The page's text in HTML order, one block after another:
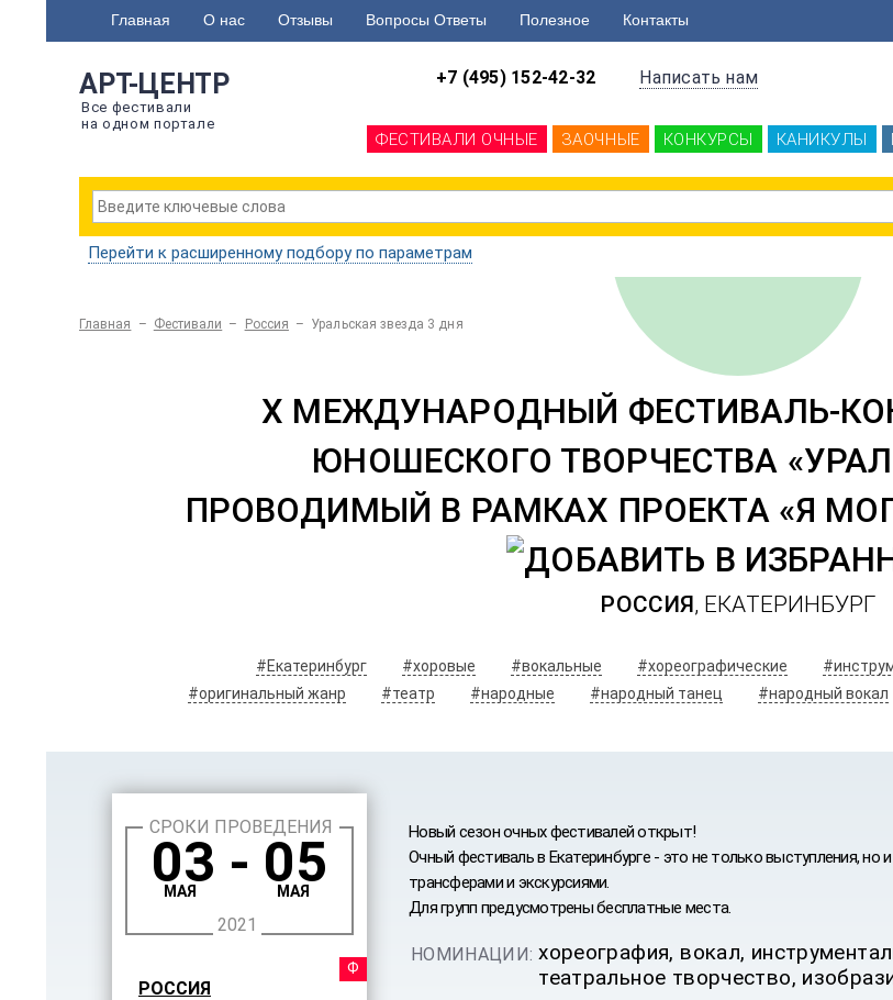
Главная О нас Отзывы Вопросы Ответы Полезное Контакты
АРТ-ЦЕНТР
Все фестивали
на одном портале
+7 (495) 152-42-32 Написать нам
ФЕСТИВАЛИ ОЧНЫЕ ЗАОЧНЫЕ КОНКУРСЫ КАНИКУЛЫ
Перейти к расширенному подбору по параметрам
Главная – Фестивали – Россия – Уральская звезда 3 дня
X МЕЖДУНАРОДНЫЙ ФЕСТИВАЛЬ-
ЮНОШЕСКОГО ТВОРЧЕСТВА
ПРОВОДИМЫЙ В РАМКАХ ПРОЕКТА «Я
РОССИЯ, ЕКАТЕРИНБУРГ
#Екатеринбург #хоровые #вокальные #хореографические
#оригинальный жанр
#театр #народные #народный танец #народный вокал
СРОКИ ПРОВЕДЕНИЯ
03 - 05
МАЯ МАЯ
2021
ФЕСТИВАЛЬ
РОССИЯ
Новый сезон очных фестивалей открыт!
Очный фестиваль в Екатеринбурге - это не только выступления, но
трансферами и экскурсиями.
Для групп предусмотрены бесплатные места.
НОМИНАЦИИ: хореография, вокал,
театральное творчество,